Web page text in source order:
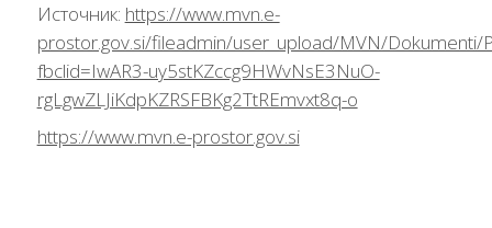
Источник: https://www.mvn.e-
prostor.gov.si/fileadmin/user_upload/MVN/Dokumenti/
fbclid=IwAR3-uy5stKZccg9HWvNsE3NuO-
rgLgwZLJiKdpKZRSFBKg2TtREmvxt8q-o
https://www.mvn.e-prostor.gov.si